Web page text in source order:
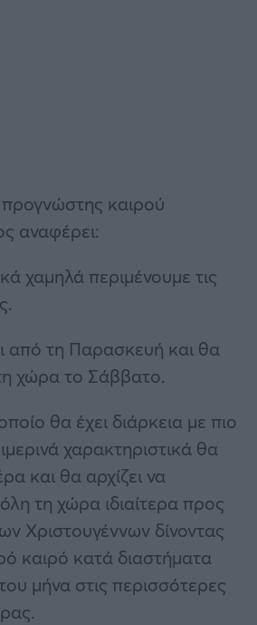
καιρού
αναφέρει:
χαμηλά περιμένουμε τις
από τη Παρασκευή και θα
χώρα το Σάββατο.
θα έχει διάρκεια με πιο
χαρακτηριστικά θα
και θα αρχίζει να
τη χώρα ιδιαίτερα προς
Χριστουγέννων δίνοντας
καιρό κατά διαστήματα
μήνα στις περισσότερες